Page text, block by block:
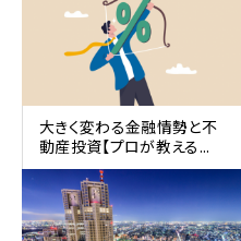
大きく変わる金融情勢と不
動産投資【プロが教える...